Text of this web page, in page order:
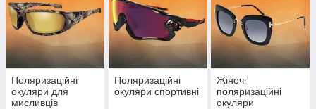
Поляризаційні
окуляри для
мисливців
Поляризаційні
окуляри спортивні
Жіночі
поляризаційні
окуляри